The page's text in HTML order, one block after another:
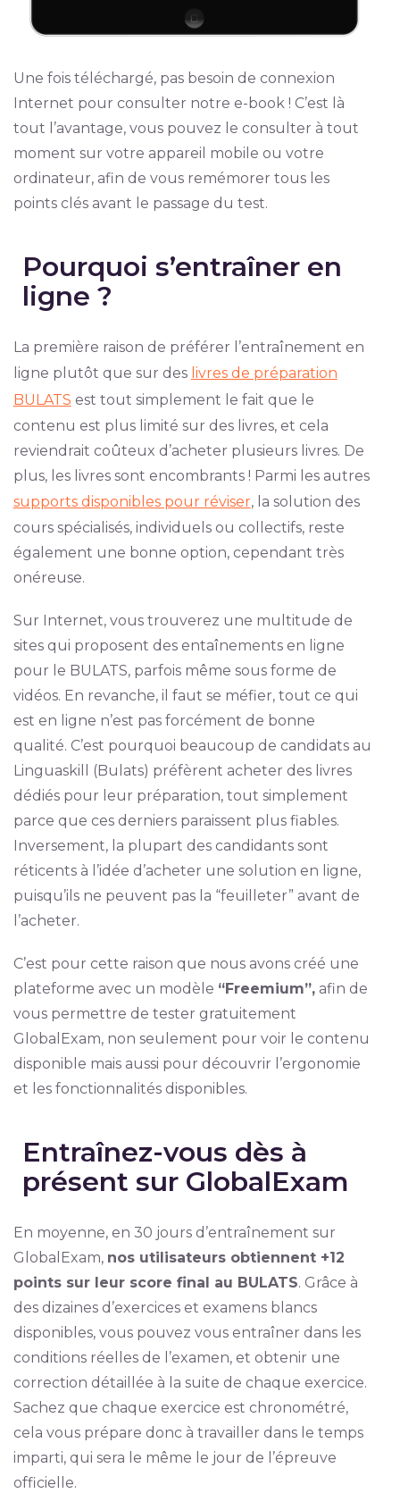
Une fois téléchargé, pas besoin de connexion
Internet pour consulter notre e-book ! C’est là
tout l’avantage, vous pouvez le consulter à tout
moment sur votre appareil mobile ou votre
ordinateur, afin de vous remémorer tous les
points clés avant le passage du test.
Pourquoi s’entraîner en
ligne ?
La première raison de préférer l’entraînement en
ligne plutôt que sur des livres de préparation
BULATS est tout simplement le fait que le
contenu est plus limité sur des livres, et cela
reviendrait coûteux d’acheter plusieurs livres. De
plus, les livres sont encombrants ! Parmi les autres
supports disponibles pour réviser, la solution des
cours spécialisés, individuels ou collectifs, reste
également une bonne option, cependant très
onéreuse.
Sur Internet, vous trouverez une multitude de
sites qui proposent des entaînements en ligne
pour le BULATS, parfois même sous forme de
vidéos. En revanche, il faut se méfier, tout ce qui
est en ligne n’est pas forcément de bonne
qualité. C’est pourquoi beaucoup de candidats au
Linguaskill (Bulats) préfèrent acheter des livres
dédiés pour leur préparation, tout simplement
parce que ces derniers paraissent plus fiables.
Inversement, la plupart des candidants sont
réticents à l’idée d’acheter une solution en ligne,
puisqu’ils ne peuvent pas la “feuilleter” avant de
l’acheter.
C’est pour cette raison que nous avons créé une
plateforme avec un modèle “Freemium”,afin de
vous permettre de tester gratuitement
GlobalExam, non seulement pour voir le contenu
disponible mais aussi pour découvrir l’ergonomie
et les fonctionnalités disponibles.
Entraînez-vous dès à
présent sur GlobalExam
En moyenne, en 30 jours d’entraînement sur
GlobalExam, nos utilisateurs obtiennent +12
points sur leur score final au BULATS. Grâce à
des dizaines d’exercices et examens blancs
disponibles, vous pouvez vous entraîner dans les
conditions réelles de l’examen, et obtenir une
correction détaillée à la suite de chaque exercice.
Sachez que chaque exercice est chronométré,
cela vous prépare donc à travailler dans le temps
imparti, qui sera le même le jour de l’épreuve
officielle.